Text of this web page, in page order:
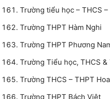
Trường tiểu học – THCS
Trường THPT Hàm Nghi
Trường THPT Phương
Trường Tiểu học, THCS
Trường THCS – THPT
Trường THPT Bách Việt